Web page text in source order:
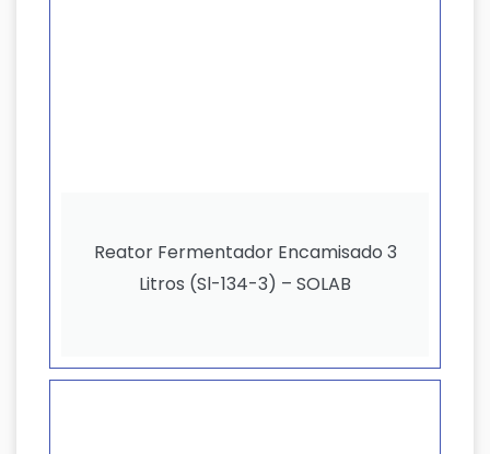
Reator Fermentador Encamisado 3
Litros (Sl-134-3) – SOLAB